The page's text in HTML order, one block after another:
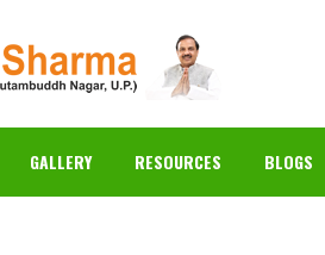
GALLERY RESOURCES BLOGS
NEWS